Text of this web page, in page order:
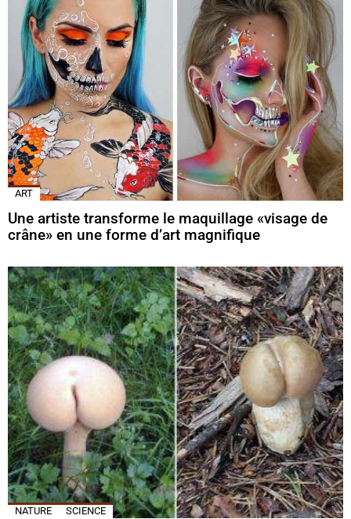
ART
Une artiste transforme le maquillage «visage de
crâne» en une forme d’art magnifique
NATURE SCIENCE